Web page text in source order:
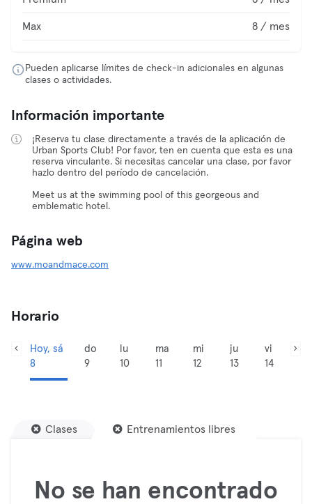
Max 8 / mes
Pueden aplicarse límites de check-in adicionales en algunas
clases o actividades.
Información importante
¡Reserva tu clase directamente a través de la aplicación de
Urban Sports Club! Por favor, ten en cuenta que esta es una
reserva vinculante. Si necesitas cancelar una clase, por favor
hazlo dentro del período de cancelación.
Meet us at the swimming pool of this georgeous and
emblematic hotel.
Página web
www.moandmace.com
Horario
Hoy, sá
8
do
9
lu
10
ma
11
mi
12
ju
13
vi
14
Clases Entrenamientos libres
No se han encontrado